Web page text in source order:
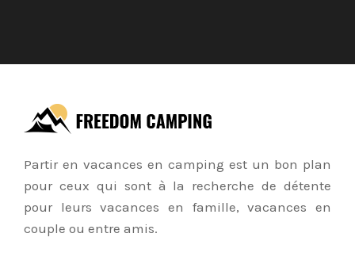
Partir en vacances en camping est un bon plan
pour ceux qui sont à la recherche de détente
pour leurs vacances en famille, vacances en
couple ou entre amis.